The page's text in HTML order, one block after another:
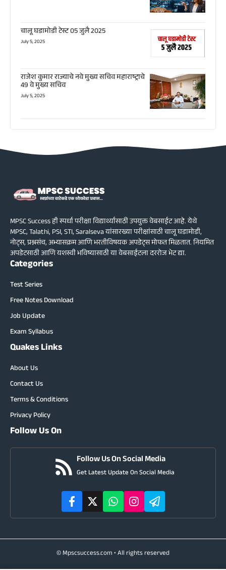
चालू घडामोडी टेस्ट 05 जुलै 2025
July 5, 2025
राजेश कुमार राज्याचे नवे मुख्य सचिव महाराष्ट्राचे
49 वे मुख्य सचिव
July 5, 2025
MPSC Success ही स्पर्धा परीक्षा विद्यार्थ्यांसाठी उपयुक्त वेबसाईट आहे. येथे
MPSC, Talathi, PSI, STI, Saralseva यांसारख्या परीक्षांसाठी चालू घडामोडी,
नोट्स, प्रश्नसंच, अभ्यासक्रम आणि भरतीविषयक अपडेट्स मोफत मिळतात. नियमित
अपडेटसाठी आणि यशस्वी भविष्यासाठी या वेबसाईटला दररोज भेट द्या.
Categories
Test Series
Free Notes Download
Job Update
Exam Syllabus
Quakes Links
About Us
Contact Us
Terms & Conditions
Privacy Policy
Follow Us On
Follow Us On Social Media
Get Latest Update On Social Media
© Mpscsuccess.com • All rights reserved